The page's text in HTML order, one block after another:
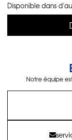
Disponible dans
Notre équipe